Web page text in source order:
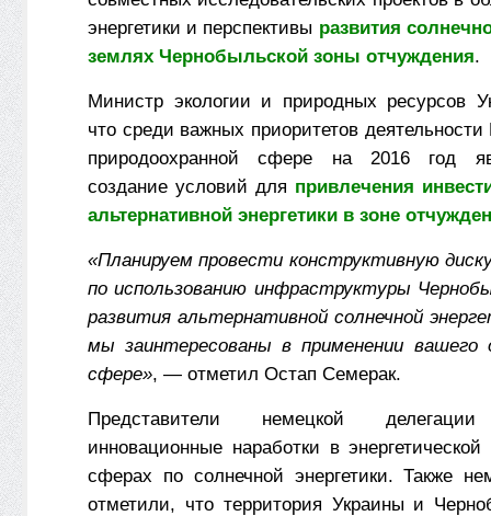
энергетики и перспективы развития
землях Чернобыльской зоны отчуждения.
Министр экологии и природных ресурсов
что среди важных приоритетов деятельности
природоохранной сфере на 2016 год
создание условий для привлечения
альтернативной энергетики в зоне
«Планируем провести конструктивную
по использованию инфраструктуры
развития альтернативной солнечной
мы заинтересованы в применении вашего
сфере», — отметил Остап Семерак.
Представители немецкой делегации
инновационные наработки в энергетической
сферах по солнечной энергетики. Также
отметили, что территория Украины и